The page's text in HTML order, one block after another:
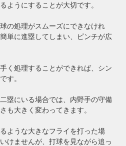
ようにすることが大切です。
の処理がスムーズにできなけれ
単に進塁してしまい、ピンチが広
く処理することができれば、シン
す。
塁にいる場合では、内野手の守備
も大きく変わってきます。
ような大きなフライを打った場
けませんが、打球を見ながら追っ